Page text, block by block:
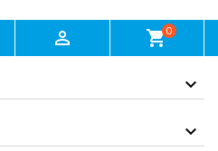
 shopping_cart0